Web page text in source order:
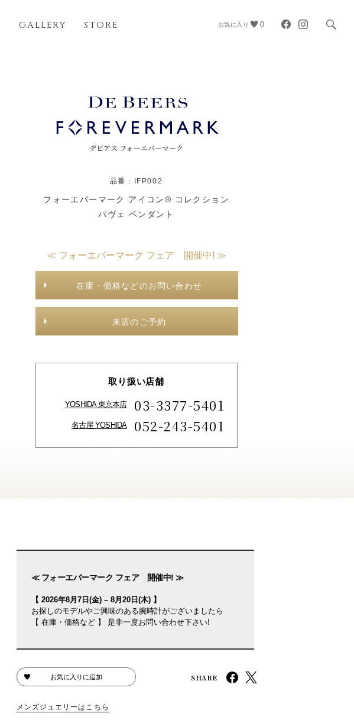
GALLERY STORE お気に入り 0
デビアス フォーエバーマーク
品番：IFP002
フォーエバーマーク アイコン® コレクション
パヴェ ペンダント
≪ フォーエバーマーク フェア 開催中! ≫
在庫・価格などのお問い合わせ
来店のご予約
取り扱い店舗
YOSHIDA 東京本店 03-3377-5401
名古屋 YOSHIDA 052-243-5401
≪ フォーエバーマーク フェア 開催中! ≫
【 2026年8月7日(金) – 8月20日(木) 】
お探しのモデルやご興味のある腕時計がございましたら
【 在庫・価格など 】 是非一度お問い合わせ下さい!
お気に入りに追加 SHARE
メンズジュエリーはこちら